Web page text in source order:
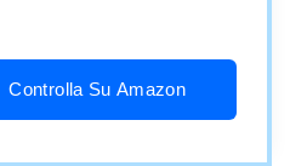
Controlla Su Amazon